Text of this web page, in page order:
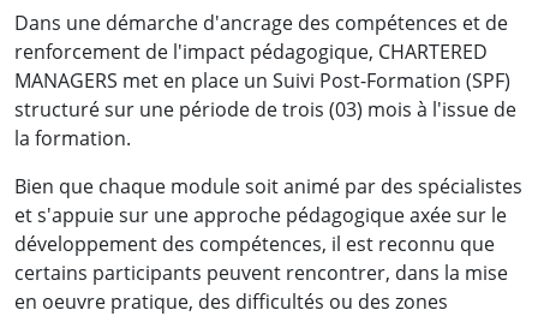
Dans une démarche d'ancrage des compétences et de
renforcement de l'impact pédagogique, CHARTERED
MANAGERS met en place un Suivi Post-Formation (SPF)
structuré sur une période de trois (03) mois à l'issue de
la formation.
Bien que chaque module soit animé par des spécialistes
et s'appuie sur une approche pédagogique axée sur le
développement des compétences, il est reconnu que
certains participants peuvent rencontrer, dans la mise
en oeuvre pratique, des difficultés ou des zones
Des résultats concrets obtenus
par de vrais professionnels :